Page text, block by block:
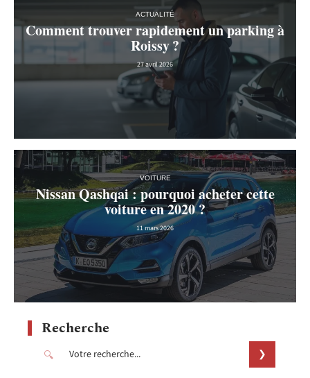
ACTUALITÉ
Comment trouver rapidement un parking à
Roissy ?
27 avril 2026
VOITURE
Nissan Qashqai : pourquoi acheter cette
voiture en 2020 ?
11 mars 2026
Recherche